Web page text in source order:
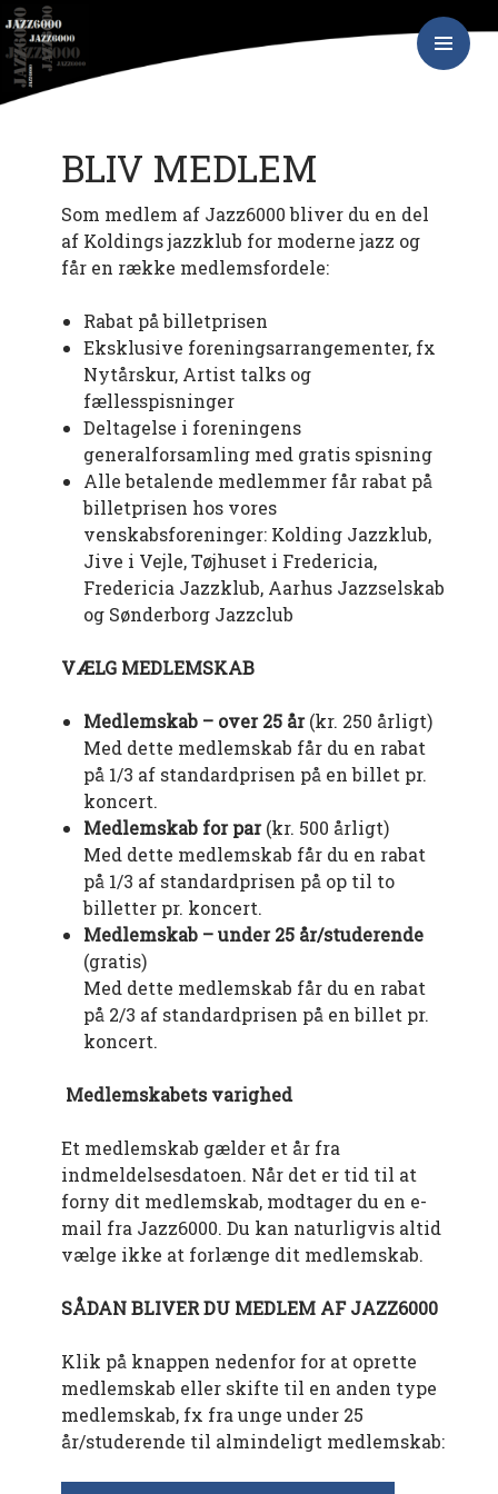
Hop
indhold
BLIV MEDLEM
Som medlem af Jazz6000 bliver du en del
af Koldings jazzklub for moderne jazz og
får en række medlemsfordele:
Rabat på billetprisen
Eksklusive foreningsarrangementer, fx
Nytårskur, Artist talks og
fællesspisninger
Deltagelse i foreningens
generalforsamling med gratis spisning
Alle betalende medlemmer får rabat på
billetprisen hos vores
venskabsforeninger: Kolding Jazzklub,
Jive i Vejle, Tøjhuset i Fredericia,
Fredericia Jazzklub, Aarhus Jazzselskab
og Sønderborg Jazzclub
VÆLG MEDLEMSKAB
Medlemskab – over 25 år(kr. 250 årligt)
Med dette medlemskab får du en rabat
på 1/3 af standardprisen på en billet pr.
koncert.
Medlemskab for par(kr. 500 årligt)
Med dette medlemskab får du en rabat
på 1/3 af standardprisen på op til to
billetter pr. koncert.
Medlemskab – under 25 år/studerende
(gratis)
Med dette medlemskab får du en rabat
på 2/3 af standardprisen på en billet pr.
koncert.
Medlemskabets varighed
Et medlemskab gælder et år fra
indmeldelsesdatoen. Når det er tid til at
forny dit medlemskab, modtager du en e-
mail fra Jazz6000. Du kan naturligvis altid
vælge ikke at forlænge dit medlemskab.
SÅDAN BLIVER DU MEDLEM AF JAZZ6000
Klik på knappen nedenfor for at oprette
medlemskab eller skifte til en anden type
medlemskab, fx fra unge under 25
år/studerende til almindeligt medlemskab: